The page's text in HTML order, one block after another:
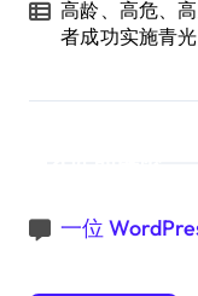
高龄、高危、
者成功实施青
一位